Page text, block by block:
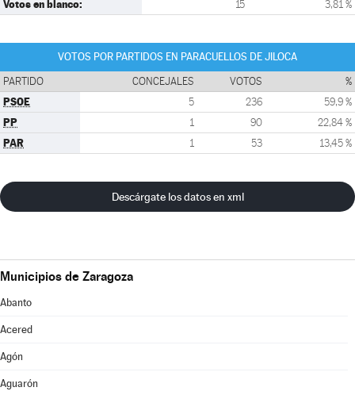
Votos en blanco: 15 3,81 %
VOTOS POR PARTIDOS EN PARACUELLOS DE JILOCA
PARTIDO CONCEJALES VOTOS %
PSOE 5 236 59,9 %
PP 1 90 22,84 %
PAR 1 53 13,45 %
Descárgate los datos en xml
Municipios de Zaragoza
Abanto
Acered
Agón
Aguarón